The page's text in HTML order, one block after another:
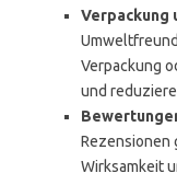
Verpackung
Verpackung
und
Rezensionen
Wirksamkeit